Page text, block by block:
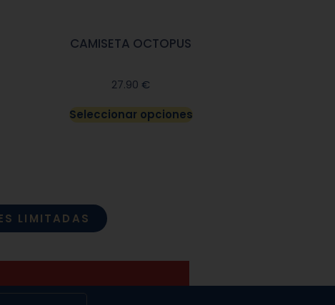
CAMISETA OCTOPUS
27.90 €
Seleccionar opciones
LIMITADAS